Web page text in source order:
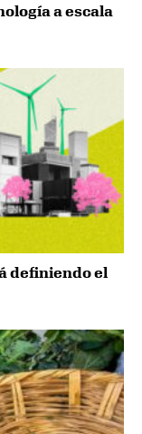
a escala
definiendo el